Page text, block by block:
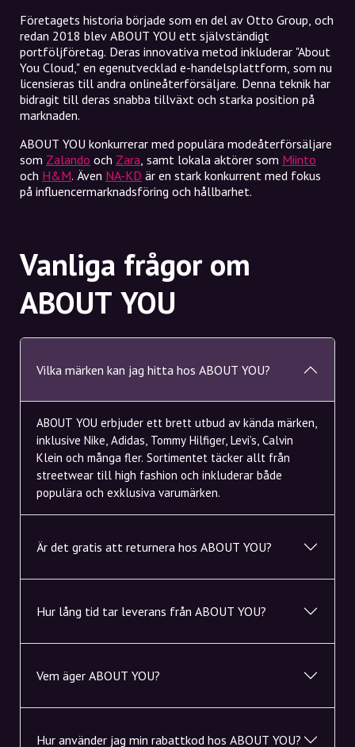
Företagets historia började som en del av Otto Group, och
redan 2018 blev ABOUT YOU ett självständigt
portföljföretag. Deras innovativa metod inkluderar "About
You Cloud," en egenutvecklad e-handelsplattform, som nu
licensieras till andra onlineåterförsäljare. Denna teknik har
bidragit till deras snabba tillväxt och starka position på
marknaden.
ABOUT YOU konkurrerar med populära modeåterförsäljare
som Zalando och Zara, samt lokala aktörer som Miinto
och H&M. Även NA-KD är en stark konkurrent med fokus
på influencermarknadsföring och hållbarhet.
Vanliga frågor om
ABOUT YOU
Vilka märken kan jag hitta hos ABOUT YOU?
ABOUT YOU erbjuder ett brett utbud av kända märken,
inklusive Nike, Adidas, Tommy Hilfiger, Levi’s, Calvin
Klein och många fler. Sortimentet täcker allt från
streetwear till high fashion och inkluderar både
populära och exklusiva varumärken.
Är det gratis att returnera hos ABOUT YOU?
Hur lång tid tar leverans från ABOUT YOU?
Vem äger ABOUT YOU?
Hur använder jag min rabattkod hos ABOUT YOU?